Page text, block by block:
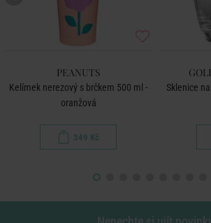
PEANUTS
Kelímek nerezový s brčkem 500 ml -
oranžová
349 Kč
Sklenice